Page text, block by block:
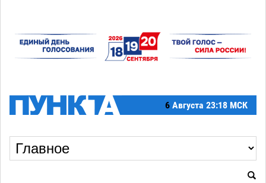
6 Августа 23:18 МСК